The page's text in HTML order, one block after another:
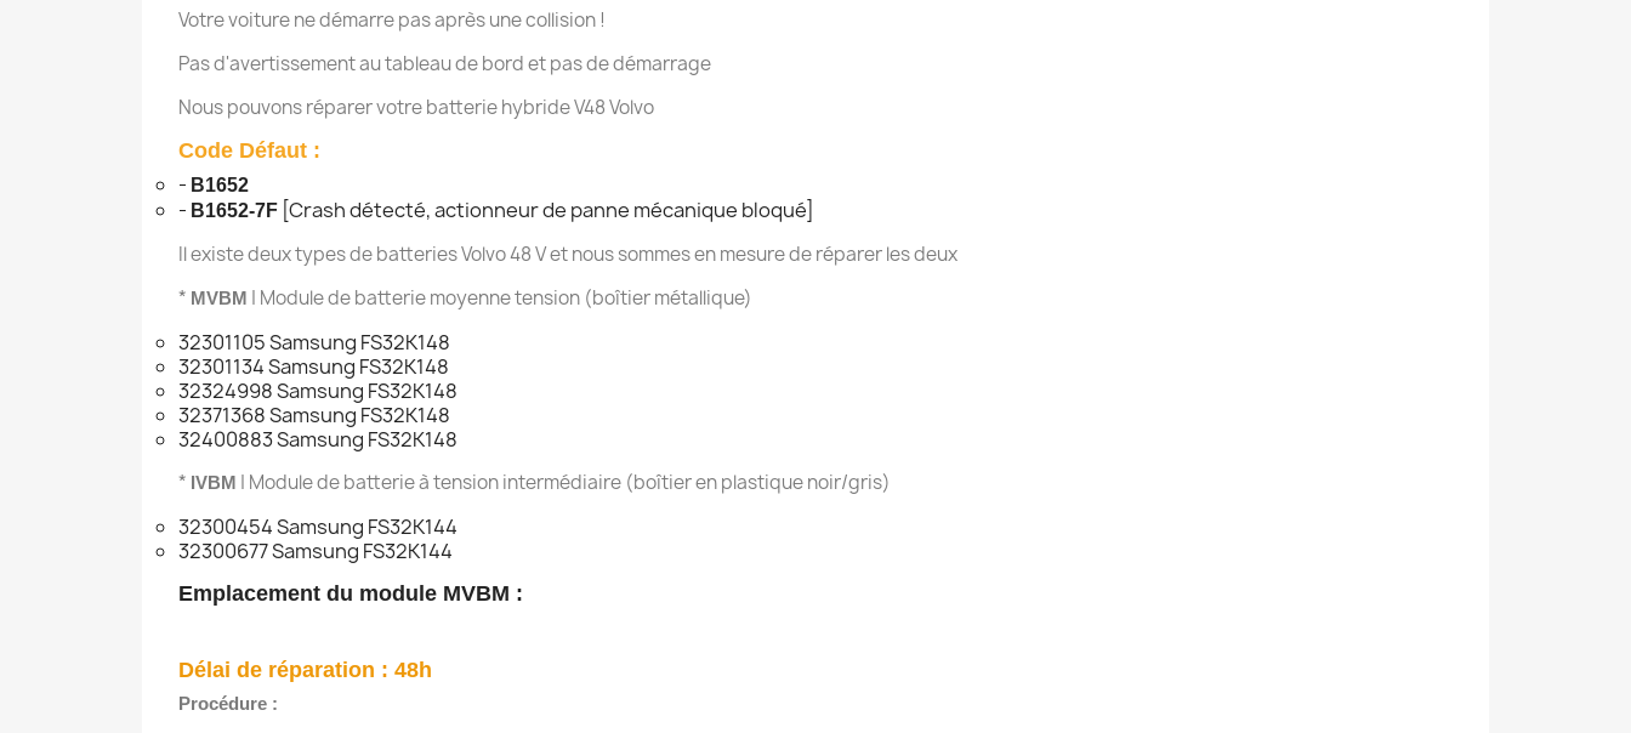
Votre voiture ne démarre pas après une collision !
Pas d'avertissement au tableau de bord et pas de démarrage
Nous pouvons réparer votre batterie hybride V48 Volvo
Code Défaut :
- B1652
- B1652-7F [Crash détecté, actionneur de panne mécanique bloqué]
Il existe deux types de batteries Volvo 48 V et nous sommes en mesure de réparer les deux
* MVBM | Module de batterie moyenne tension (boîtier métallique)
32301105 Samsung FS32K148
32301134 Samsung FS32K148
32324998 Samsung FS32K148
32371368 Samsung FS32K148
32400883 Samsung FS32K148
* IVBM | Module de batterie à tension intermédiaire (boîtier en plastique noir/gris)
32300454 Samsung FS32K144
32300677 Samsung FS32K144
Emplacement du module MVBM :
Délai de réparation : 48h
Procédure :